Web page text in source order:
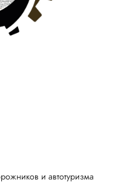
и автотуризма